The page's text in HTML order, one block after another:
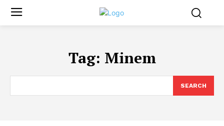
Tag: Minem
SEARCH